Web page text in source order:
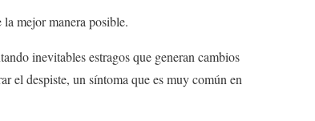
mejor manera posible.
inevitables estragos que generan cambios
el despiste, un síntoma que es muy común en